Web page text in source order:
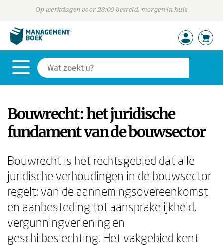
Op werkdagen voor 23:00 besteld, morgen in huis
Bouwrecht: het juridische
fundament van de bouwsector
Bouwrecht is het rechtsgebied dat alle
juridische verhoudingen in de bouwsector
regelt: van de aannemingsovereenkomst
en aanbesteding tot aansprakelijkheid,
vergunningverlening en
geschilbeslechting. Het vakgebied kent